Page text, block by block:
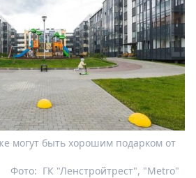
могут быть хорошим подарком от
ГК "Ленстройтрест", "Metro"
Фото: